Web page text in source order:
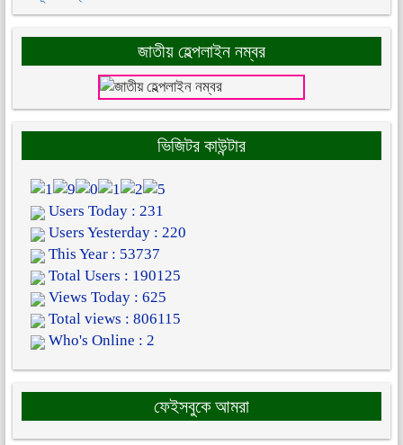
জাতীয় হেল্পলাইন নম্বর
ভিজিটর কাউন্টার
Users Today : 231
Users Yesterday : 220
This Year : 53737
Total Users : 190125
Views Today : 625
Total views : 806115
Who's Online : 2
ফেইসবুকে আমরা